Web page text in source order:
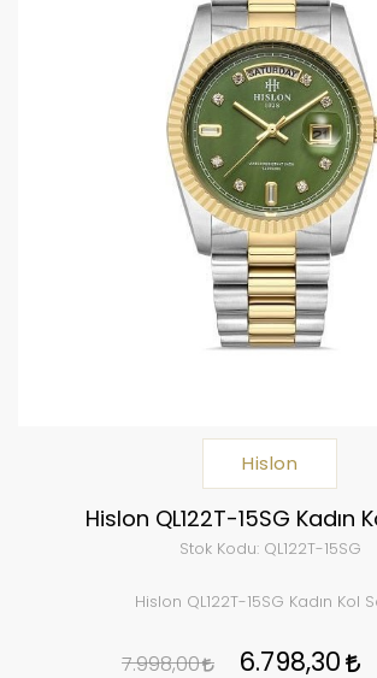
Hislon
Hislon QL122T-15SG Kadın
Stok Kodu:QL122T-15SG
Hislon QL122T-15SG Kadın Kol
7.998,00 6.798,30